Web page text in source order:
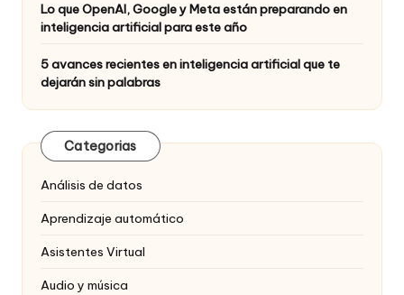
Lo que OpenAI, Google y Meta están preparando en
inteligencia artificial para este año
5 avances recientes en inteligencia artificial que te
dejarán sin palabras
Categorias
Análisis de datos
Aprendizaje automático
Asistentes Virtual
Audio y música